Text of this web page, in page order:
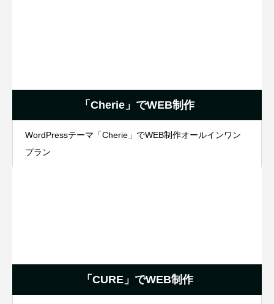
「Cherie」でWEB制作
WordPressテーマ「Cherie」でWEB制作オールインワン
プラン
「CURE」でWEB制作